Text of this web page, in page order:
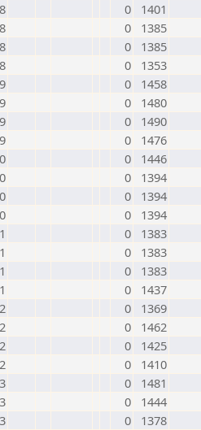
0
1401
0
1385
0
1385
0
1353
0
1458
0
1480
0
1490
0
1476
0
1446
0
1394
0
1394
0
1394
0
1383
0
1383
0
1383
0
1437
0
1369
0
1462
0
1425
0
1410
0
1481
0
1444
0
1378